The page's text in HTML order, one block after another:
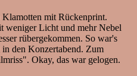
Klamotten mit Rückenprint.
weniger Licht und mehr Nebel
rübergekommen. So war's
den Konzertabend. Zum
Okay, das war gelogen.